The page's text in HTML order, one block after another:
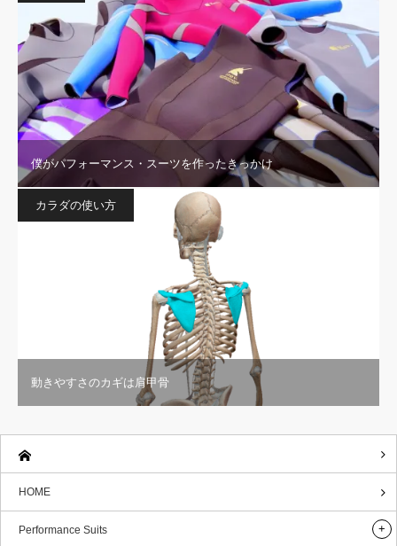
僕がパフォーマンス・スーツを作ったきっかけ
カラダの使い方
動きやすさのカギは肩甲骨
HOME
Performance Suits